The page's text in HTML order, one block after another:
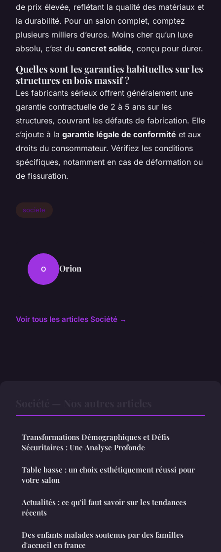
de prix élevée, reflétant la qualité des matériaux et
la durabilité. Pour un salon complet, comptez
plusieurs milliers d’euros. Moins cher qu’un luxe
absolu, c’est du concret solide, conçu pour durer.
Quelles sont les garanties habituelles sur les
structures en bois massif ?
Les fabricants sérieux offrent généralement une
garantie contractuelle de 2 à 5 ans sur les
structures, couvrant les défauts de fabrication. Elle
s’ajoute à la garantie légale de conformité et aux
droits du consommateur. Vérifiez les conditions
spécifiques, notamment en cas de déformation ou
de fissuration.
societe
O Orion
Voir tous les articles Société →
Transformations Démographiques et Défis
Sécuritaires : Une Analyse Profonde
Table basse : un choix esthétiquement réussi pour
votre salon
Actualités : ce qu'il faut savoir sur les tendances
récents
Des enfants malades soutenus par des familles
d'accueil en france